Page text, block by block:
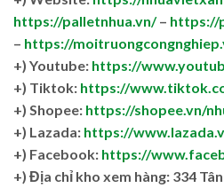
https://palletnhua.vn/– https://
– https://
+) Youtube: https://
+) Tiktok: https://
+) Shopee: https://shopee.vn/
+) Lazada: https://
+) Facebook: https://
+) Địa chỉ kho xem hàng: 334